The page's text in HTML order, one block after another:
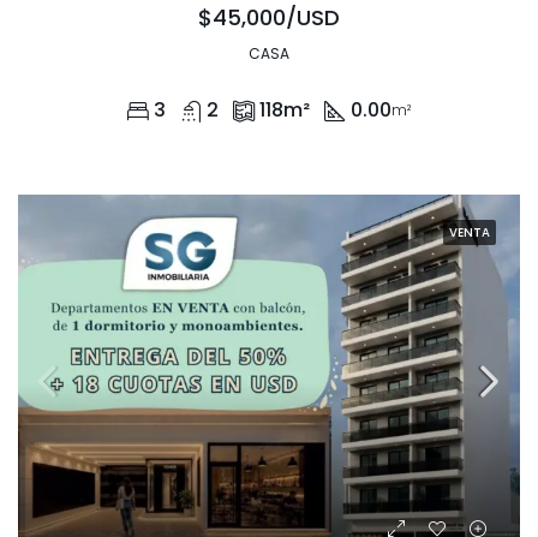
$45,000/USD
CASA
3 2 118m² 0.00m²
VENTA